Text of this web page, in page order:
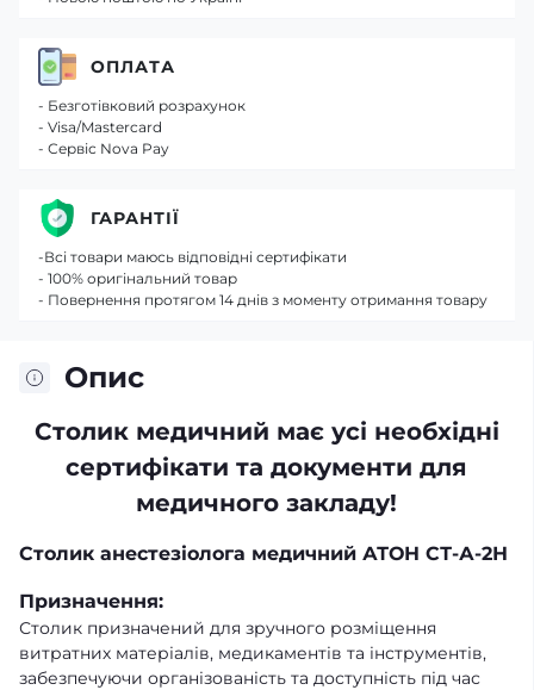
Опис
Столик медичний має усі необхідні
сертифікати та документи для
медичного закладу!
Столик анестезіолога медичний АТОН СТ-А-2Н
Призначення:
Столик призначений для зручного розміщення
витратних матеріалів, медикаментів та інструментів,
забезпечуючи організованість та доступність під час
ОПЛАТА
- Безготівковий розрахунок
- Visa/Mastercard
- Сервіс Nova Pay
ГАРАНТІЇ
-Всі товари маюсь відповідні сертифікати
- 100% оригінальний товар
- Повернення протягом 14 днів з моменту отримання товару